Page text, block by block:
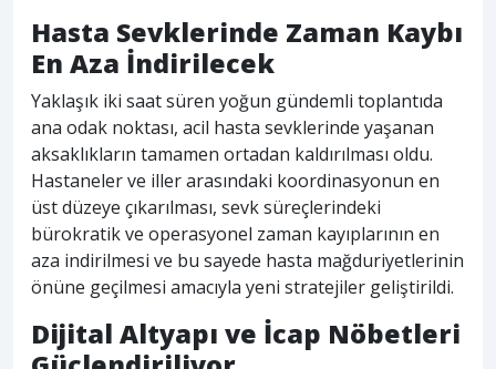
Hasta Sevklerinde Zaman Kaybı
En Aza İndirilecek
Yaklaşık iki saat süren yoğun gündemli toplantıda
ana odak noktası, acil hasta sevklerinde yaşanan
aksaklıkların tamamen ortadan kaldırılması oldu.
Hastaneler ve iller arasındaki koordinasyonun en
üst düzeye çıkarılması, sevk süreçlerindeki
bürokratik ve operasyonel zaman kayıplarının en
aza indirilmesi ve bu sayede hasta mağduriyetlerinin
önüne geçilmesi amacıyla yeni stratejiler geliştirildi.
Dijital Altyapı ve İcap Nöbetleri